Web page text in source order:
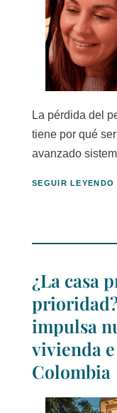
La pérdida del
tiene por qué
avanzado
SEGUIR LEYENDO
¿La casa
impulsa
vivienda
Colombia